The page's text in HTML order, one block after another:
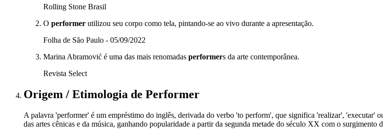
Rolling Stone Brasil
O performer utilizou seu corpo como tela, pintando-se ao vivo durante a apresentação.
Folha de São Paulo - 05/09/2022
Marina Abramović é uma das mais renomadas performers da arte contemporânea.
Revista Select
Origem / Etimologia de Performer
A palavra 'performer' é um empréstimo do inglês, derivada do verbo 'to perform', que significa 'realizar', 'executar'
das artes cênicas e da música, ganhando popularidade a partir da segunda metade do século XX com o surgimento